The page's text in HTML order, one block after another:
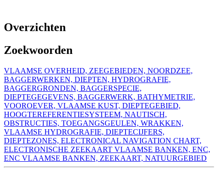
Overzichten
Zoekwoorden
VLAAMSE OVERHEID, ZEEGEBIEDEN, NOORDZEE,
BAGGERWERKEN, DIEPTEN, HYDROGRAFIE,
BAGGERGRONDEN, BAGGERSPECIE,
DIEPTEGEGEVENS, BAGGERWERK, BATHYMETRIE,
VOOROEVER, VLAAMSE KUST, DIEPTEGEBIED,
HOOGTEREFERENTIESYSTEEM, NAUTISCH,
OBSTRUCTIES, TOEGANGSGEULEN, WRAKKEN,
VLAAMSE HYDROGRAFIE, DIEPTECIJFERS,
DIEPTEZONES, ELECTRONICAL NAVIGATION CHART,
ELECTRONISCHE ZEEKAART VLAAMSE BANKEN, ENC,
ENC VLAAMSE BANKEN, ZEEKAART, NATUURGEBIED